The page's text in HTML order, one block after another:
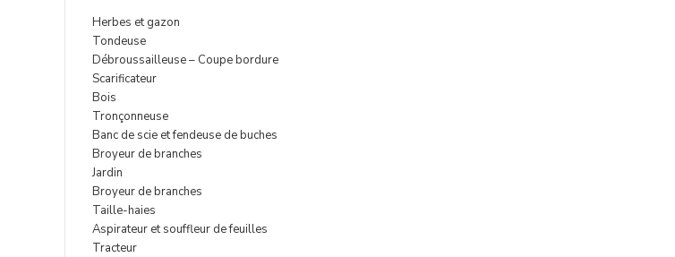
Herbes et gazon
Tondeuse
Débroussailleuse – Coupe bordure
Scarificateur
Bois
Tronçonneuse
Banc de scie et fendeuse de buches
Broyeur de branches
Jardin
Broyeur de branches
Taille-haies
Aspirateur et souffleur de feuilles
Tracteur